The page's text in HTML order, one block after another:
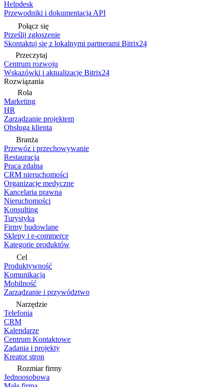
Helpdesk
Przewodniki i dokumentacja API
Połącz się
Prześlij zgłoszenie
Skontaktuj się z lokalnymi partnerami Bitrix24
Przeczytaj
Centrum rozwoju
Wskazówki i aktualizacje Bitrix24
Rozwiązania
Rola
Marketing
HR
Zarządzanie projektem
Obsługa klienta
Branża
Przewóz i przechowywanie
Restauracja
Praca zdalna
CRM nieruchomości
Organizacje medyczne
Kancelaria prawna
Nieruchomości
Konsulting
Turystyka
Firmy budowlane
Sklepy i e-commerce
Kategorie produktów
Cel
Produktywność
Komunikacja
Mobilność
Zarządzanie i przywództwo
Narzędzie
Telefonia
CRM
Kalendarze
Centrum Kontaktowe
Zadania i projekty
Kreator stron
Rozmiar firmy
Jednoosobowa